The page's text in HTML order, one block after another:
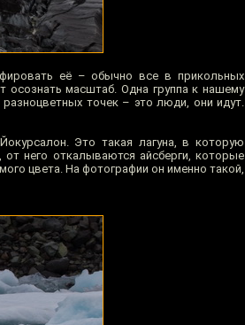
её – обычно все в прикольных
осознать масштаб. Одна группа к нашему
точек – это люди, они идут.
Это такая лагуна, в которую
от него откалываются айсберги, которые
цвета. На фотографии он именно такой,